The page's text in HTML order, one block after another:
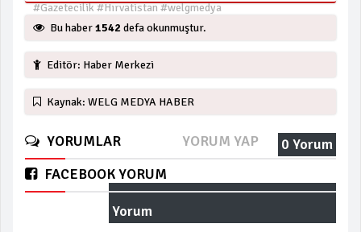
#Gazetecilik #Hırvatistan #welgmedya
Bu haber1542defa okunmuştur.
Editör: Haber Merkezi
Kaynak: WELG MEDYA HABER
YORUMLAR 0 Yorum
YORUM YAP
FACEBOOK YORUM
Yorum